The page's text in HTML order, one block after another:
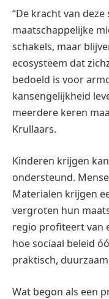
“De kracht van
maatschappelijke
schakels, maar
ecosysteem dat
bedoeld is voor
kansengelijkheid
meerdere keren
Krullaars.
Kinderen krijgen
ondersteund.
Materialen krijgen
vergroten hun
regio profiteert van
hoe sociaal beleid
praktisch,
Wat begon als een